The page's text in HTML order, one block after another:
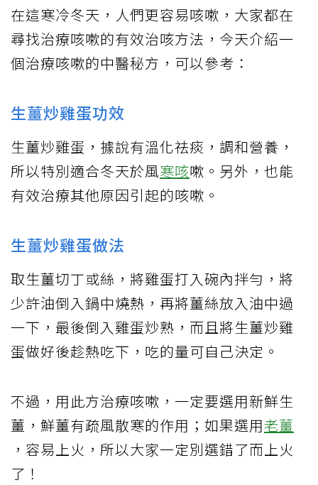
在這寒冷冬天，人們更容易咳嗽，大家都在
尋找治療咳嗽的有效治咳方法，今天介紹一
個治療咳嗽的中醫秘方，可以參考：
生薑炒雞蛋功效
生薑炒雞蛋，據說有溫化祛痰，調和營養，
所以特別適合冬天於風寒咳嗽。另外，也能
有效治療其他原因引起的咳嗽。
生薑炒雞蛋做法
取生薑切丁或絲，將雞蛋打入碗內拌勻，將
少許油倒入鍋中燒熱，再將薑絲放入油中過
一下，最後倒入雞蛋炒熟，而且將生薑炒雞
蛋做好後趁熱吃下，吃的量可自己決定。
不過，用此方治療咳嗽，一定要選用新鮮生
薑，鮮薑有疏風散寒的作用；如果選用老薑
，容易上火，所以大家一定別選錯了而上火
了！